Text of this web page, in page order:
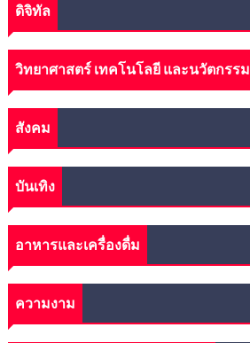
ดิจิทัล
วิทยาศาสตร์ เทคโนโลยี และนวัตกรรม
สังคม
บันเทิง
อาหารและเครื่องดื่ม
ความงาม